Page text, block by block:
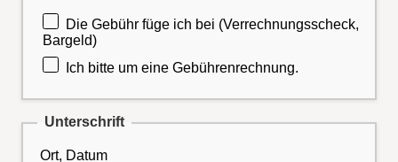
Die Gebühr füge ich bei (Verrechnungsscheck,
Bargeld)
Ich bitte um eine Gebührenrechnung.
Unterschrift
Ort, Datum